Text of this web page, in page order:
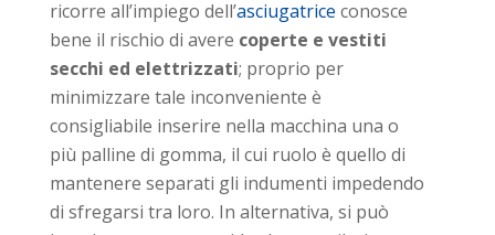
ricorre all’impiego dell’asciugatrice conosce
bene il rischio di avere coperte e vestiti
secchi ed elettrizzati; proprio per
minimizzare tale inconveniente è
consigliabile inserire nella macchina una o
più palline di gomma, il cui ruolo è quello di
mantenere separati gli indumenti impedendo
di sfregarsi tra loro. In alternativa, si può